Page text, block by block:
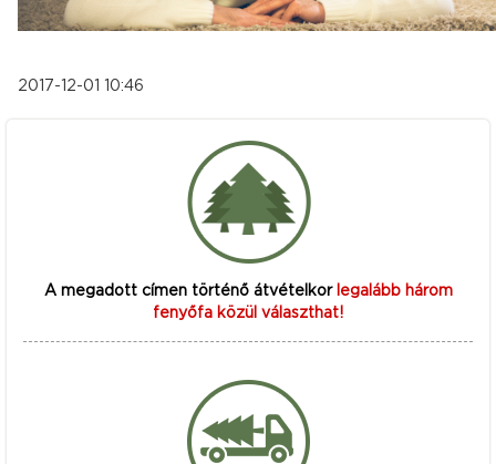
2017-12-01 10:46
A megadott címen történő átvételkor legalább három
fenyőfa közül választhat!